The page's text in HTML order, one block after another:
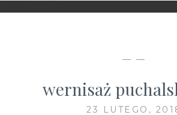
— —
wernisaż
23 LUTEGO,